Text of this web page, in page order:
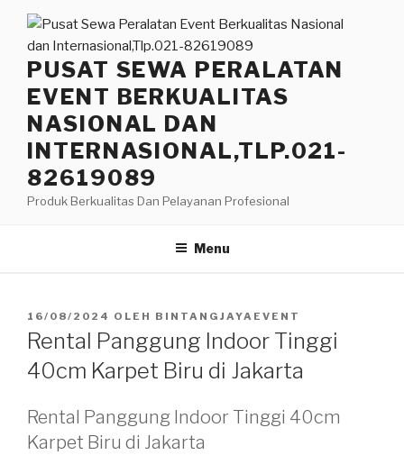
Lompat
konten
PUSAT SEWA PERALATAN
EVENT BERKUALITAS
NASIONAL DAN
INTERNASIONAL,TLP.021-
82619089
Produk Berkualitas Dan Pelayanan Profesional
Menu
DIPOSKAN
PADA
16/08/2024 OLEH BINTANGJAYAEVENT
Rental Panggung Indoor Tinggi
40cm Karpet Biru di Jakarta
Rental Panggung Indoor Tinggi 40cm
Karpet Biru di Jakarta